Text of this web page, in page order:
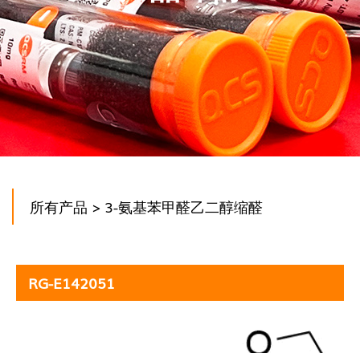
所有产品 > 3-氨基苯甲醛乙二醇缩醛
RG-E142051